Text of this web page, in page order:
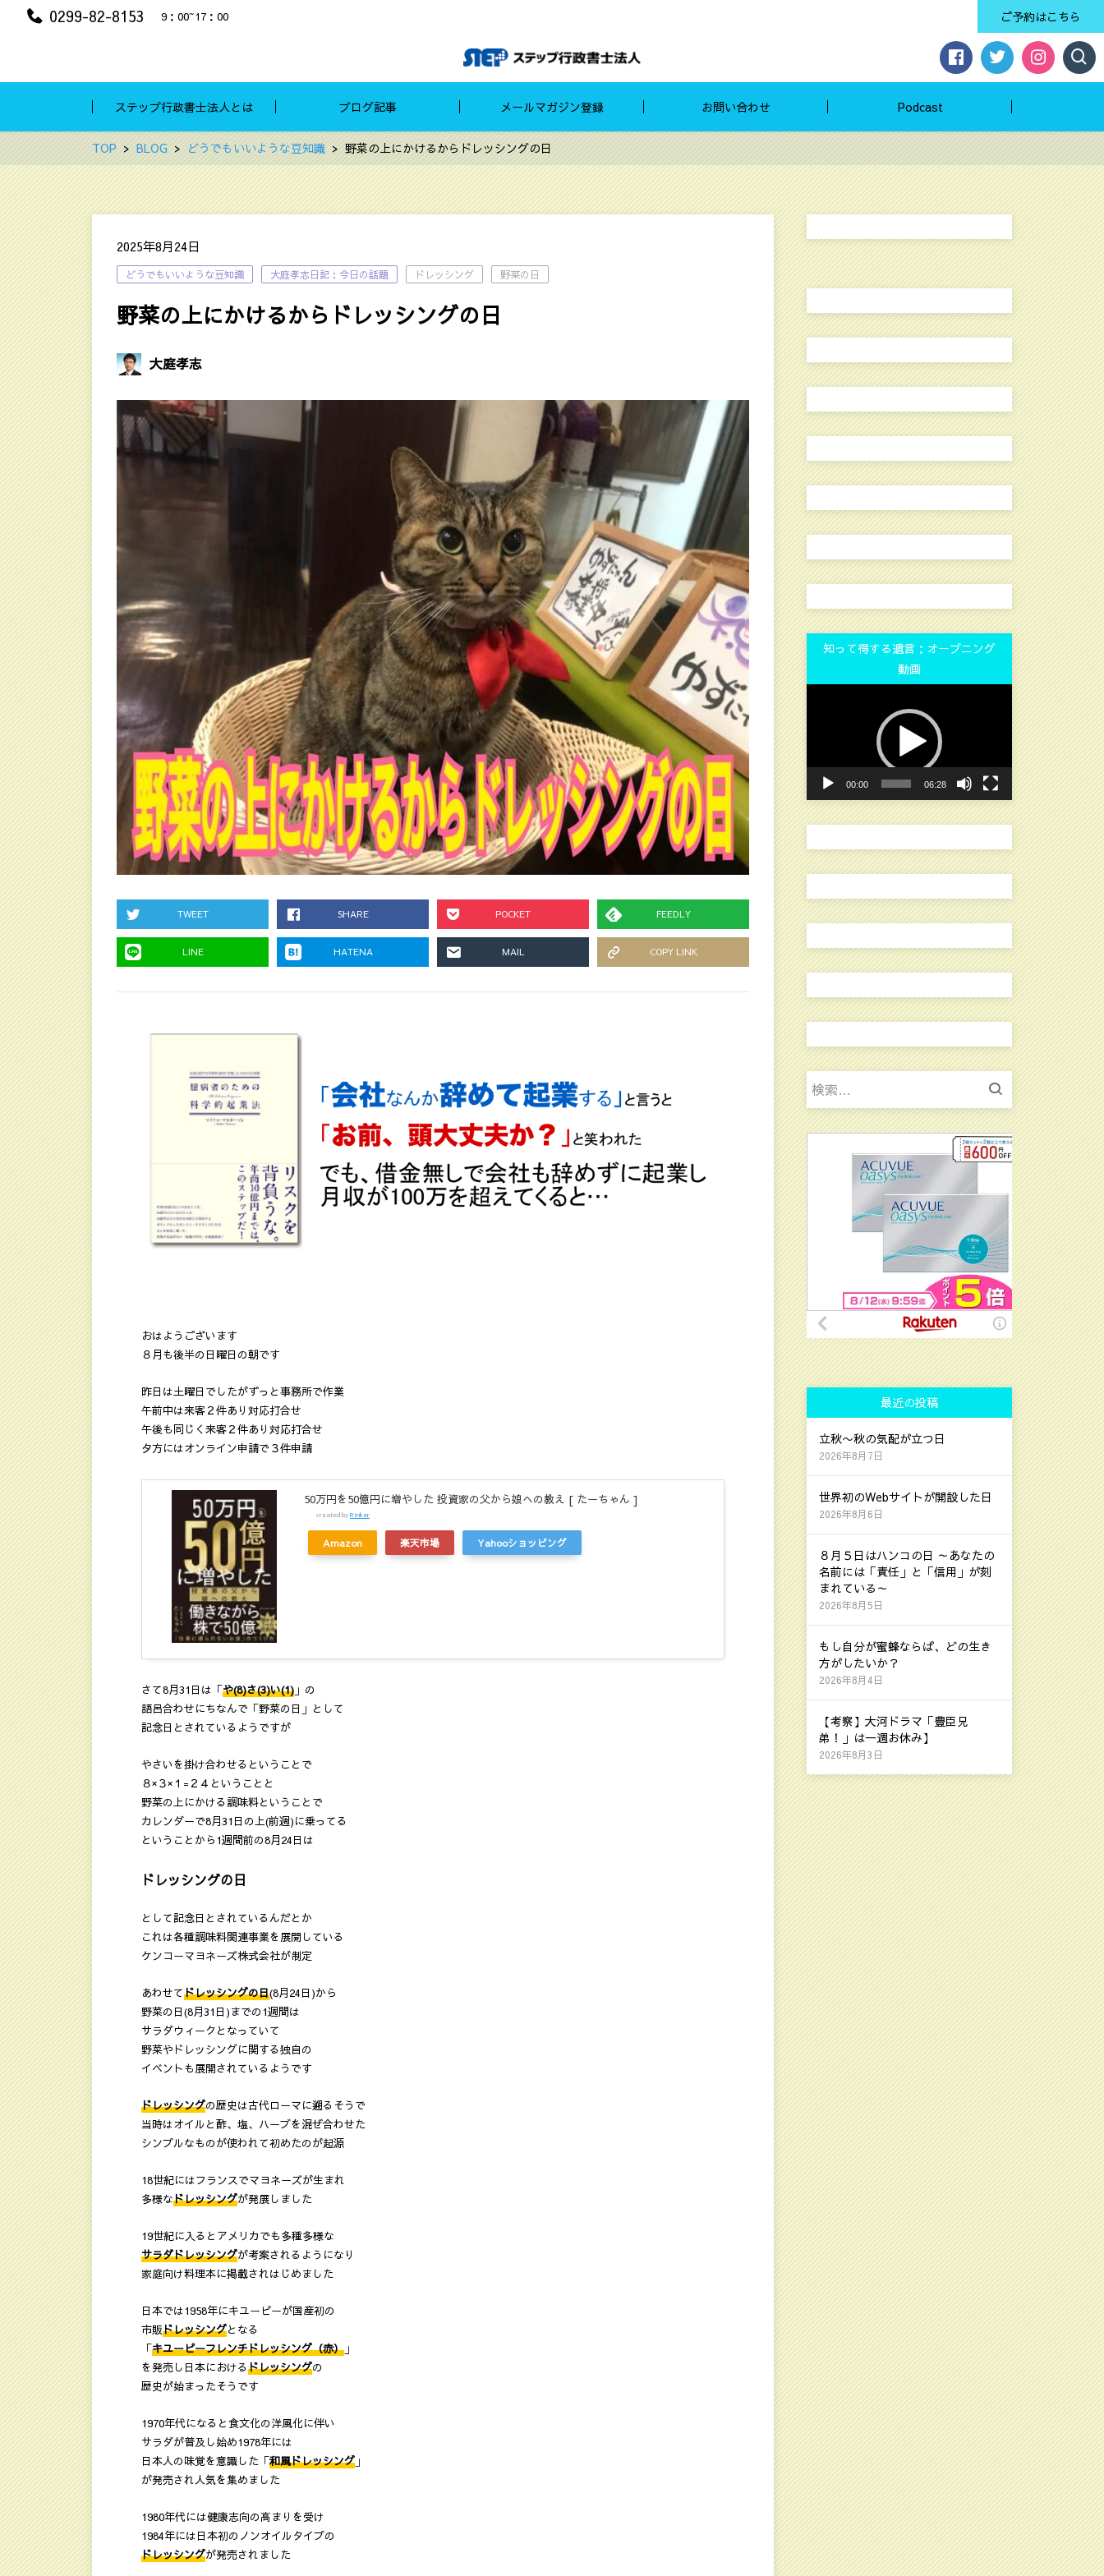
0299-82-8153 9：00~17：00 ご予約はこちら
ステップ行政書士法人とは ブログ記事 メールマガジン登録 お問い合わせ Podcast
TOP BLOG どうでもいいような豆知識 野菜の上にかけるからドレッシングの日
2025年8月24日
どうでもいいような豆知識 大庭孝志日記：今日の話題 ドレッシング 野菜の日
野菜の上にかけるからドレッシングの日
大庭孝志
TWEET SHARE POCKET FEEDLY
LINE HATENA MAIL COPY LINK
おはようございます
８月も後半の日曜日の朝です
昨日は土曜日でしたがずっと事務所で作業
午前中は来客２件あり対応打合せ
午後も同じく来客２件あり対応打合せ
夕方にはオンライン申請で３件申請
50万円を50億円に増やした 投資家の父から娘への教え [ たーちゃん ]
created byRinker
Amazon 楽天市場 Yahooショッピング
さて8月31日は「や(8)さ(3)い(1) 」の
語呂合わせにちなんで「野菜の日」として
記念日とされているようですが
やさいを掛け合わせるということで
８×３×１=２４ということと
野菜の上にかける調味料ということで
カレンダーで8月31日の上(前週)に乗ってる
ということから1週間前の8月24日は
ドレッシングの日
として記念日とされているんだとか
これは各種調味料関連事業を展開している
ケンコーマヨネーズ株式会社が制定
あわせてドレッシングの日(8月24日)から
野菜の日(8月31日)までの1週間は
サラダウィークとなっていて
野菜やドレッシングに関する独自の
イベントも展開されているようです
ドレッシングの歴史は古代ローマに遡るそうで
当時はオイルと酢、塩、ハーブを混ぜ合わせた
シンプルなものが使われて初めたのが起源
18世紀にはフランスでマヨネーズが生まれ
多様なドレッシングが発展しました
19世紀に入るとアメリカでも多種多様な
サラダドレッシングが考案されるようになり
家庭向け料理本に掲載されはじめました
日本では1958年にキユーピーが国産初の
市販ドレッシングとなる
「キユーピーフレンチドレッシング（赤） 」
を発売し日本におけるドレッシングの
歴史が始まったそうです
1970年代になると食文化の洋風化に伴い
サラダが普及し始め1978年には
日本人の味覚を意識した「和風ドレッシング 」
が発売され人気を集めました
1980年代には健康志向の高まりを受け
1984年には日本初のノンオイルタイプの
ドレッシングが発売されました
知って得する遺言：オープニング
動画
動
画
プ
レ
ー
ヤ
ー
00:00 06:28
検
索:
最近の投稿
立秋〜秋の気配が立つ日
2026年8月7日
世界初のWebサイトが開設した日
2026年8月6日
８月５日はハンコの日 ～あなたの
名前には「責任」と「信用」が刻
まれている～
2026年8月5日
もし自分が蜜蜂ならば、どの生き
方がしたいか？
2026年8月4日
【考察】大河ドラマ「豊臣兄
弟！」は一週お休み】
2026年8月3日